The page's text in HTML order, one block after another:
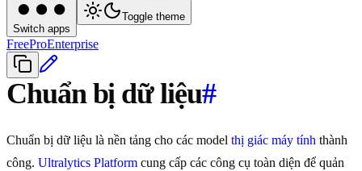
Switch apps
Toggle theme
FreeProEnterprise
Chuẩn bị dữ liệu#
Chuẩn bị dữ liệu là nền tảng cho các model thị giác máy tính thành
công. Ultralytics Platform cung cấp các công cụ toàn diện để quản